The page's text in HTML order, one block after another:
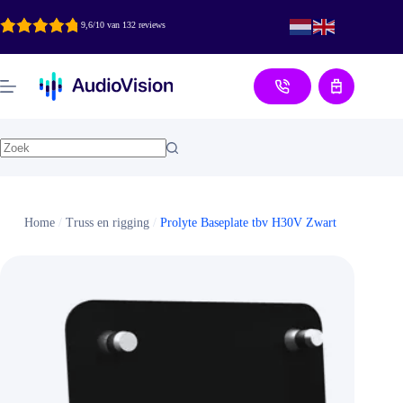
naar
inhoud
9,6/10 van 132 reviews
Aanvraag
Home/ Truss en rigging/ Prolyte Baseplate tbv H30V Zwart